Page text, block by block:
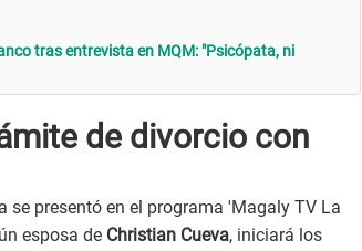
tras entrevista en MQM: "Psicópata, ni
de divorcio con
se presentó en el programa 'Magaly TV La
esposa de Christian Cueva, iniciará los